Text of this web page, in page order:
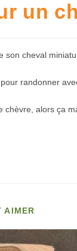
un
cheval
randonner
chèvre, alors ça
AIMER